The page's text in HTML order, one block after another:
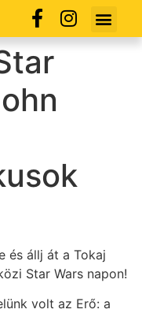
és állj át a Tokaj
Star Wars napon!
volt az Erő: a